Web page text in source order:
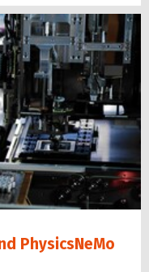
PhysicsNeMo